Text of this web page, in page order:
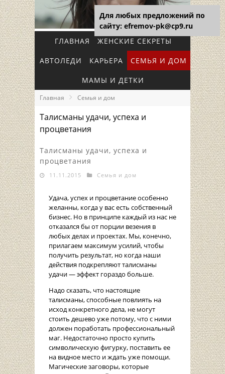
ГЛАВНАЯ ЖЕНСКИЕ СЕКРЕТЫ
АВТОЛЕДИ КАРЬЕРА СЕМЬЯ И ДОМ
МАМЫ И ДЕТКИ
Главная Семья и дом
Талисманы удачи, успеха и
процветания
Талисманы удачи, успеха и
процветания
11.11.2015 Семья и дом
Удача, успех и процветание особенно
желанны, когда у вас есть собственный
бизнес. Но в принципе каждый из нас не
отказался бы от порции везения в
любых делах и проектах. Мы, конечно,
прилагаем максимум усилий, чтобы
получить результат, но когда наши
действия подкрепляют талисманы
удачи — эффект гораздо больше.
Надо сказать, что настоящие
талисманы, способные повлиять на
исход конкретного дела, не могут
стоить дешево уже потому, что с ними
должен поработать профессиональный
маг. Недостаточно просто купить
символическую фигурку, поставить ее
на видное место и ждать уже помощи.
Магические заговоры, которые
Для любых предложений по
сайту: efremov-pk@cp9.ru